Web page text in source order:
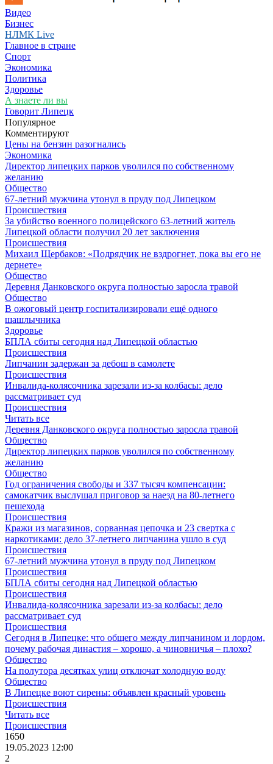
Видео
Бизнес
НЛМК Live
Главное в стране
Спорт
Экономика
Политика
Здоровье
А знаете ли вы
Говорит Липецк
Популярное
Комментируют
Цены на бензин разогнались
Экономика
Директор липецких парков уволился по собственному
желанию
Общество
67-летний мужчина утонул в пруду под Липецком
Происшествия
За убийство военного полицейского 63-летний житель
Липецкой области получил 20 лет заключения
Происшествия
Михаил Щербаков: «Подрядчик не вздрогнет, пока вы его не
дернете»
Общество
Деревня Данковского округа полностью заросла травой
Общество
В ожоговый центр госпитализировали ещё одного
шашлычника
Здоровье
БПЛА сбиты сегодня над Липецкой областью
Происшествия
Липчанин задержан за дебош в самолете
Происшествия
Инвалида-колясочника зарезали из-за колбасы: дело
рассматривает суд
Происшествия
Читать все
Деревня Данковского округа полностью заросла травой
Общество
Директор липецких парков уволился по собственному
желанию
Общество
Год ограничения свободы и 337 тысяч компенсации:
самокатчик выслушал приговор за наезд на 80-летнего
пешехода
Происшествия
Кражи из магазинов, сорванная цепочка и 23 свертка с
наркотиками: дело 37-летнего липчанина ушло в суд
Происшествия
67-летний мужчина утонул в пруду под Липецком
Происшествия
БПЛА сбиты сегодня над Липецкой областью
Происшествия
Инвалида-колясочника зарезали из-за колбасы: дело
рассматривает суд
Происшествия
Сегодня в Липецке: что общего между липчанином и лордом,
почему рабочая династия – хорошо, а чиновничья – плохо?
Общество
На полутора десятках улиц отключат холодную воду
Общество
В Липецке воют сирены: объявлен красный уровень
Происшествия
Читать все
Происшествия
1650
19.05.2023 12:00
2